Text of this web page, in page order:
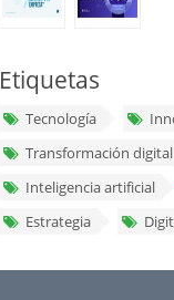
Etiquetas
Tecnología
Transformación digital
Inteligencia artificial
Estrategia